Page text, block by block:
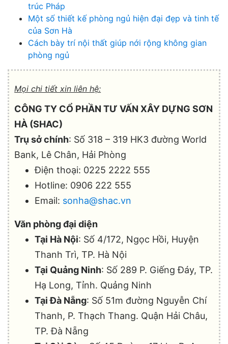
trúc Pháp
Một số thiết kế phòng ngủ hiện đại đẹp và tinh tế
của Sơn Hà
Cách bày trí nội thất giúp nới rộng không gian
phòng ngủ
Mọi chi tiết xin liên hệ:
CÔNG TY CỔ PHẦN TƯ VẤN XÂY DỰNG SƠN
HÀ (SHAC)
Trụ sở chính: Số 318 – 319 HK3 đường World
Bank, Lê Chân, Hải Phòng
Điện thoại: 0225 2222 555
Hotline: 0906 222 555
Email: sonha@shac.vn
Văn phòng đại diện
Tại Hà Nội: Số 4/172, Ngọc Hồi, Huyện
Thanh Trì, TP. Hà Nội
Tại Quảng Ninh: Số 289 P. Giếng Đáy, TP.
Hạ Long, Tỉnh. Quảng Ninh
Tại Đà Nẵng: Số 51m đường Nguyễn Chí
Thanh, P. Thạch Thang. Quận Hải Châu,
TP. Đà Nẵng